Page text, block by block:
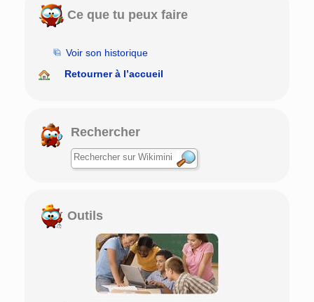
Ce que tu peux faire
Voir son historique
Retourner à l’accueil
Rechercher
Outils